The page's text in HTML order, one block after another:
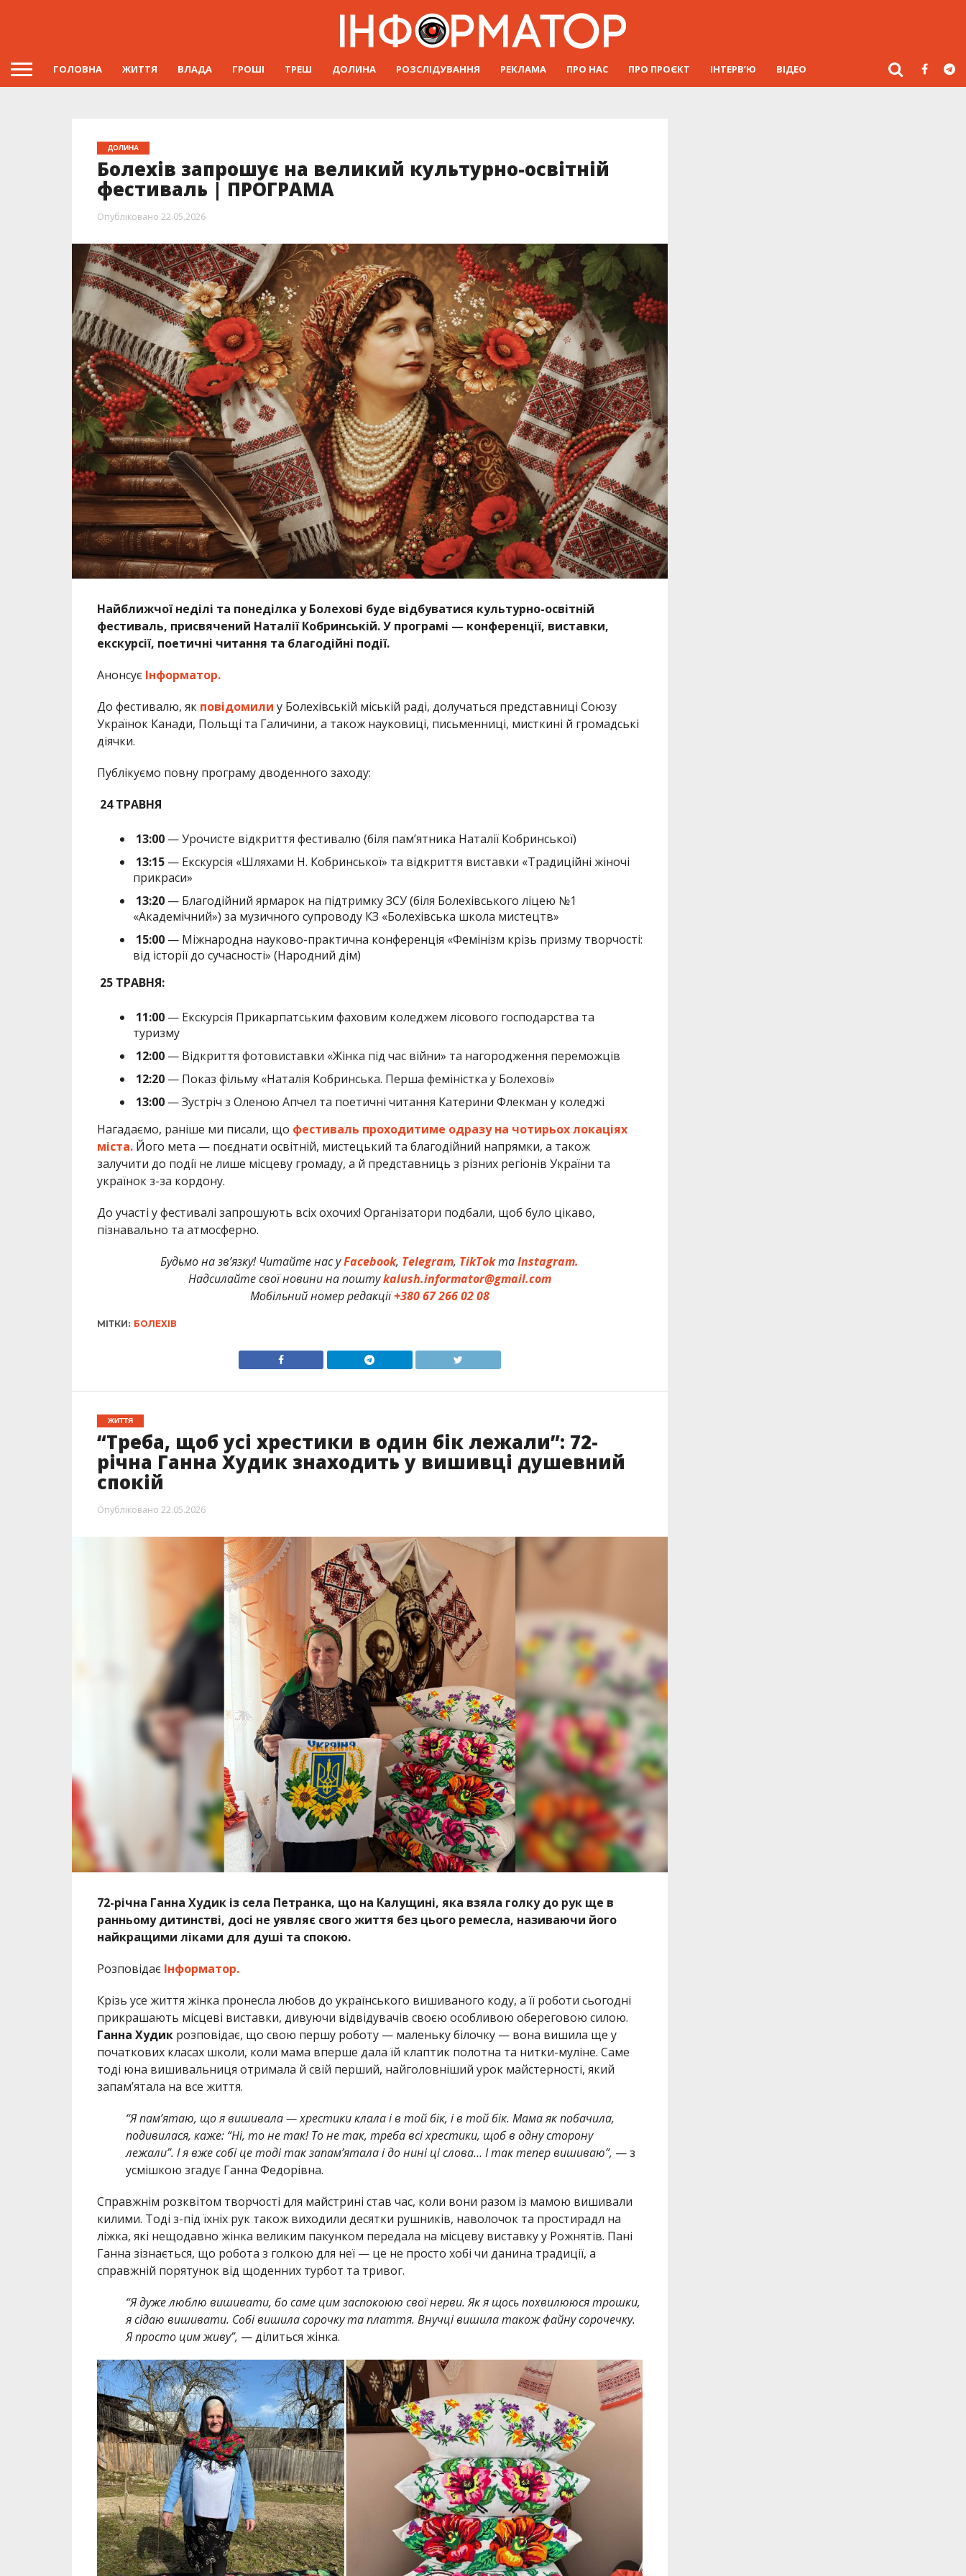
ГОЛОВНА ЖИТТЯ ВЛАДА ГРОШІ ТРЕШ ДОЛИНА РОЗСЛІДУВАННЯ РЕКЛАМА ПРО НАС ПРО ПРОЄКТ ІНТЕРВ’Ю ВІДЕО
ДОЛИНА
Болехів запрошує на великий культурно-освітній
фестиваль | ПРОГРАМА
Опубліковано 22.05.2026
Найближчої неділі та понеділка у Болехові буде відбуватися культурно-освітній
фестиваль, присвячений Наталії Кобринській. У програмі — конференції, виставки,
екскурсії, поетичні читання та благодійні події.
АнонсуєІнформатор.
До фестивалю, як повідомили у Болехівській міській раді, долучаться представниці Союзу
Українок Канади, Польщі та Галичини, а також науковиці, письменниці, мисткині й громадські
діячки.
Публікуємо повну програму дводенного заходу:
24 ТРАВНЯ
13:00— Урочисте відкриття фестивалю (біля пам’ятника Наталії Кобринської)
13:15— Екскурсія «Шляхами Н. Кобринської» та відкриття виставки «Традиційні жіночі
прикраси»
13:20— Благодійний ярмарок на підтримку ЗСУ (біля Болехівського ліцею №1
«Академічний») за музичного супроводу КЗ «Болехівська школа мистецтв»
15:00— Міжнародна науково-практична конференція «Фемінізм крізь призму творчості:
від історії до сучасності» (Народний дім)
25 ТРАВНЯ:
11:00— Екскурсія Прикарпатським фаховим коледжем лісового господарства та
туризму
12:00— Відкриття фотовиставки «Жінка під час війни» та нагородження переможців
12:20— Показ фільму «Наталія Кобринська. Перша феміністка у Болехові»
13:00— Зустріч з Оленою Апчел та поетичні читання Катерини Флекман у коледжі
Нагадаємо, раніше ми писали, що фестиваль проходитиме одразу на чотирьох локаціях
міста.Його мета — поєднати освітній, мистецький та благодійний напрямки, а також
залучити до події не лише місцеву громаду, а й представниць з різних регіонів України та
українок з-за кордону.
До участі у фестивалі запрошують всіх охочих! Організатори подбали, щоб було цікаво,
пізнавально та атмосферно.
Будьмо на зв’язку! Читайте нас уFacebook, Telegram, TikTokтаInstagram.
Надсилайте свої новини на поштуkalush.informator@gmail.com
Мобільний номер редакції+380 67 266 02 08
МІТКИ: БОЛЕХІВ
ЖИТТЯ
“Треба, щоб усі хрестики в один бік лежали”: 72-
річна Ганна Худик знаходить у вишивці душевний
спокій
Опубліковано 22.05.2026
72-річна Ганна Худик із села Петранка, що на Калущині, яка взяла голку до рук ще в
ранньому дитинстві, досі не уявляє свого життя без цього ремесла, називаючи його
найкращими ліками для душі та спокою.
Розповідає Інформатор.
Крізь усе життя жінка пронесла любов до українського вишиваного коду, а її роботи сьогодні
прикрашають місцеві виставки, дивуючи відвідувачів своєю особливою обереговою силою.
Ганна Худикрозповідає, що свою першу роботу — маленьку білочку — вона вишила ще у
початкових класах школи, коли мама вперше дала їй клаптик полотна та нитки-муліне. Саме
тоді юна вишивальниця отримала й свій перший, найголовніший урок майстерності, який
запам’ятала на все життя.
“Я пам’ятаю, що я вишивала — хрестики клала і в той бік, і в той бік. Мама як побачила,
подивилася, каже: “Ні, то не так! То не так, треба всі хрестики, щоб в одну сторону
лежали”. І я вже собі це тоді так запам’ятала і до нині ці слова… І так тепер вишиваю”, — з
усмішкою згадує Ганна Федорівна.
Справжнім розквітом творчості для майстрині став час, коли вони разом із мамою вишивали
килими. Тоді з-під їхніх рук також виходили десятки рушників, наволочок та простирадл на
ліжка, які нещодавно жінка великим пакунком передала на місцеву виставку у Рожнятів. Пані
Ганна зізнається, що робота з голкою для неї — це не просто хобі чи данина традиції, а
справжній порятунок від щоденних турбот та тривог.
“Я дуже люблю вишивати, бо саме цим заспокоюю свої нерви. Як я щось похвилююся трошки,
я сідаю вишивати. Собі вишила сорочку та плаття. Внучці вишила також файну сорочечку.
Я просто цим живу”, — ділиться жінка.